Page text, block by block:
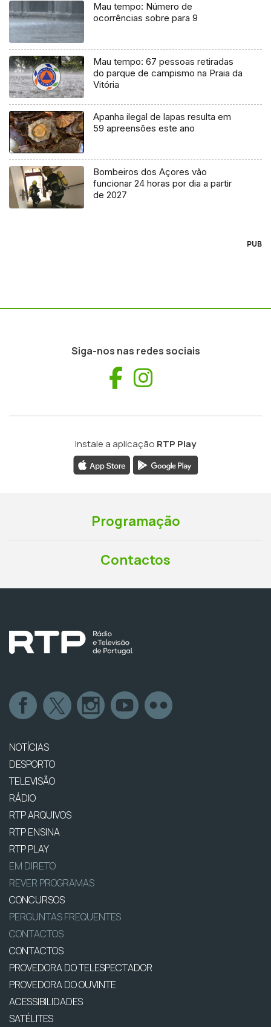
Mau tempo: Número de
ocorrências sobre para 9
Mau tempo: 67 pessoas retiradas
do parque de campismo na Praia da
Vitória
Apanha ilegal de lapas resulta em
59 apreensões este ano
Bombeiros dos Açores vão
funcionar 24 horas por dia a partir
de 2027
PUB
Siga-nos nas redes sociais
Facebook
Instale a aplicação RTP Play
Programação
Contactos
NOTÍCIAS
DESPORTO
TELEVISÃO
RÁDIO
RTP ARQUIVOS
RTP ENSINA
RTP PLAY
EM DIRETO
REVER PROGRAMAS
CONCURSOS
PERGUNTAS FREQUENTES
CONTACTOS
CONTACTOS
PROVEDORA DO TELESPECTADOR
PROVEDORA DO OUVINTE
ACESSIBILIDADES
SATÉLITES